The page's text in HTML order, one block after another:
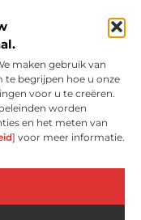
maken gebruik van
te begrijpen hoe u onze
voor u te creëren.
worden
en het meten van
] voor meer informatie.
dagelijks leven.
en artikelen die je
praktische tips tot